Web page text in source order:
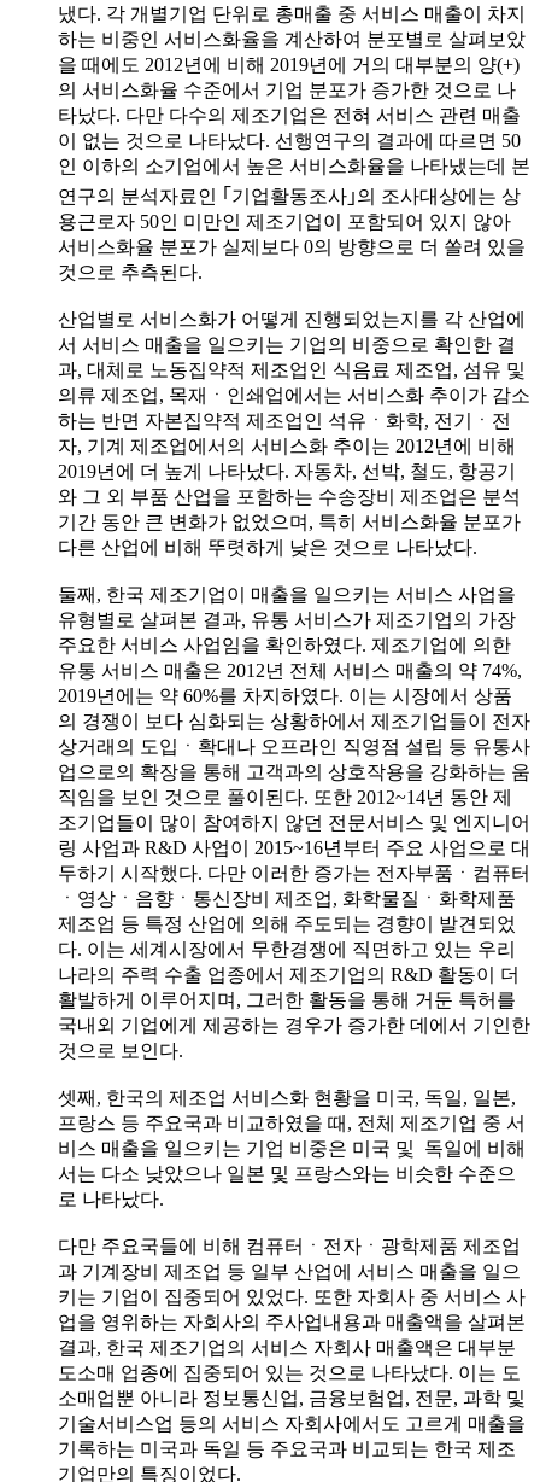
냈다. 각 개별기업 단위로 총매출 중 서비스 매출이 차지
하는 비중인 서비스화율을 계산하여 분포별로 살펴보았
을 때에도 2012년에 비해 2019년에 거의 대부분의 양(+)
의 서비스화율 수준에서 기업 분포가 증가한 것으로 나
타났다. 다만 다수의 제조기업은 전혀 서비스 관련 매출
이 없는 것으로 나타났다. 선행연구의 결과에 따르면 50
인 이하의 소기업에서 높은 서비스화율을 나타냈는데 본
연구의 분석자료인 ｢기업활동조사｣의 조사대상에는 상
용근로자 50인 미만인 제조기업이 포함되어 있지 않아
서비스화율 분포가 실제보다 0의 방향으로 더 쏠려 있을
것으로 추측된다.
산업별로 서비스화가 어떻게 진행되었는지를 각 산업에
서 서비스 매출을 일으키는 기업의 비중으로 확인한 결
과, 대체로 노동집약적 제조업인 식음료 제조업, 섬유 및
의류 제조업, 목재ㆍ인쇄업에서는 서비스화 추이가 감소
하는 반면 자본집약적 제조업인 석유ㆍ화학, 전기ㆍ전
자, 기계 제조업에서의 서비스화 추이는 2012년에 비해
2019년에 더 높게 나타났다. 자동차, 선박, 철도, 항공기
와 그 외 부품 산업을 포함하는 수송장비 제조업은 분석
기간 동안 큰 변화가 없었으며, 특히 서비스화율 분포가
다른 산업에 비해 뚜렷하게 낮은 것으로 나타났다.
둘째, 한국 제조기업이 매출을 일으키는 서비스 사업을
유형별로 살펴본 결과, 유통 서비스가 제조기업의 가장
주요한 서비스 사업임을 확인하였다. 제조기업에 의한
유통 서비스 매출은 2012년 전체 서비스 매출의 약 74%,
2019년에는 약 60%를 차지하였다. 이는 시장에서 상품
의 경쟁이 보다 심화되는 상황하에서 제조기업들이 전자
상거래의 도입ㆍ확대나 오프라인 직영점 설립 등 유통사
업으로의 확장을 통해 고객과의 상호작용을 강화하는 움
직임을 보인 것으로 풀이된다. 또한 2012~14년 동안 제
조기업들이 많이 참여하지 않던 전문서비스 및 엔지니어
링 사업과 R&D 사업이 2015~16년부터 주요 사업으로 대
두하기 시작했다. 다만 이러한 증가는 전자부품ㆍ컴퓨터
ㆍ영상ㆍ음향ㆍ통신장비 제조업, 화학물질ㆍ화학제품
제조업 등 특정 산업에 의해 주도되는 경향이 발견되었
다. 이는 세계시장에서 무한경쟁에 직면하고 있는 우리
나라의 주력 수출 업종에서 제조기업의 R&D 활동이 더
활발하게 이루어지며, 그러한 활동을 통해 거둔 특허를
국내외 기업에게 제공하는 경우가 증가한 데에서 기인한
것으로 보인다.
셋째, 한국의 제조업 서비스화 현황을 미국, 독일, 일본,
프랑스 등 주요국과 비교하였을 때, 전체 제조기업 중 서
비스 매출을 일으키는 기업 비중은 미국 및 독일에 비해
서는 다소 낮았으나 일본 및 프랑스와는 비슷한 수준으
로 나타났다.
다만 주요국들에 비해 컴퓨터ㆍ전자ㆍ광학제품 제조업
과 기계장비 제조업 등 일부 산업에 서비스 매출을 일으
키는 기업이 집중되어 있었다. 또한 자회사 중 서비스 사
업을 영위하는 자회사의 주사업내용과 매출액을 살펴본
결과, 한국 제조기업의 서비스 자회사 매출액은 대부분
도소매 업종에 집중되어 있는 것으로 나타났다. 이는 도
소매업뿐 아니라 정보통신업, 금융보험업, 전문, 과학 및
기술서비스업 등의 서비스 자회사에서도 고르게 매출을
기록하는 미국과 독일 등 주요국과 비교되는 한국 제조
기업만의 특징이었다.